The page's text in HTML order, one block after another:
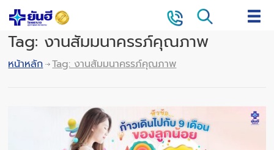
Tag: งานสัมมนาครรภ์คุณภาพ
หน้าหลัก Tag: งานสัมมนาครรภ์คุณภาพ